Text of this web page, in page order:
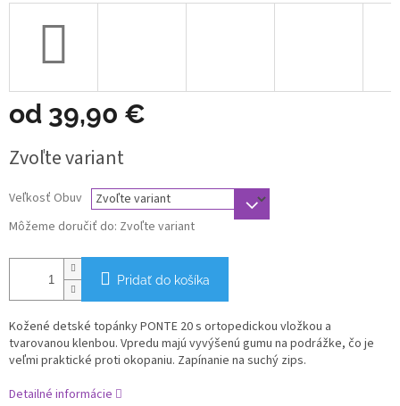
od 39,90 €
cena:
Zvoľte variant
Veľkosť Obuv
Môžeme doručiť do: Zvoľte variant
Pridať do košíka
Kožené detské topánkyPONTE 20 s ortopedickou vložkou a
tvarovanou klenbou. Vpredu majú vyvýšenú gumu na podrážke, čo je
veľmi praktické proti okopaniu. Zapínanie na suchý zips.
Detailné informácie